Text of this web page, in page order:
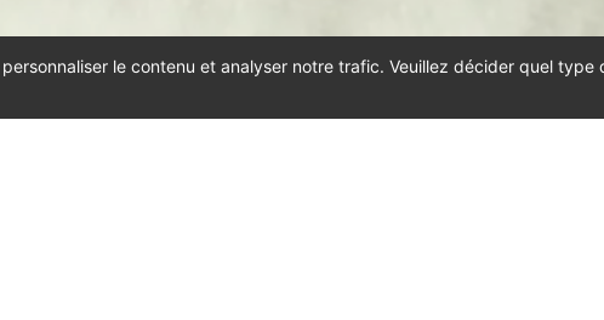
le contenu et analyser notre trafic. Veuillez décider quel type